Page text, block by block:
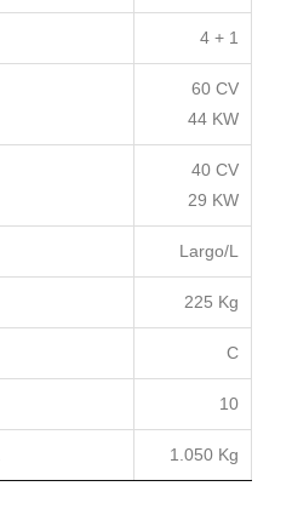
4 + 1
60 CV
44 KW
40 CV
29 KW
Largo/L
225 Kg
C
10
1.050 Kg